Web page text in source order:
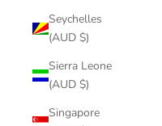
Seychelles
(AUD $)
Sierra Leone
(AUD $)
Singapore